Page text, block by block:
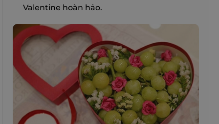
Valentine hoàn hảo.